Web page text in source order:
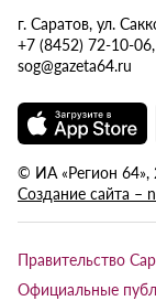
г. Саратов, ул.
+7 (8452) 72-10-
sog@gazeta64.ru
© ИА «Регион
Создание сайта –
Правительство
Официальные